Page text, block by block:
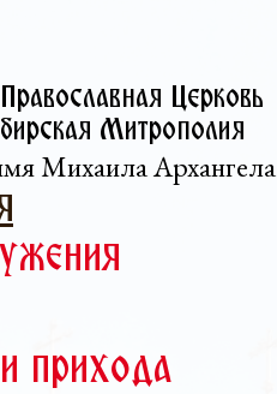
Церковь­
Митрополия
Михаила Архангела
прихода